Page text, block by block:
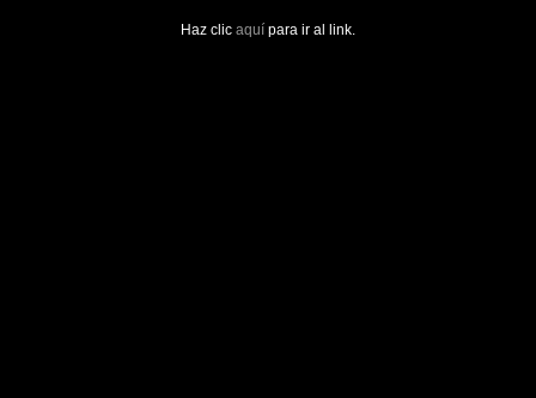
Haz clic aquí para ir al link.